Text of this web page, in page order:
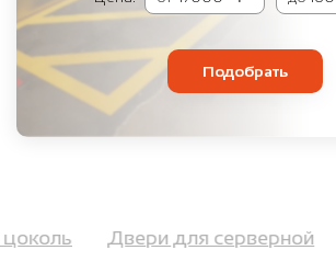
Подобрать
цоколь Двери для серверной